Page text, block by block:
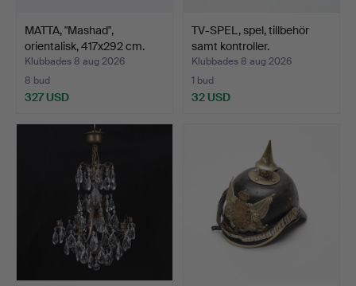
MATTA, "Mashad",
orientalisk, 417x292 cm.
Klubbades 8 aug 2026
8 bud
327 USD
TV-SPEL, spel, tillbehör
samt kontroller.
Klubbades 8 aug 2026
1 bud
32 USD